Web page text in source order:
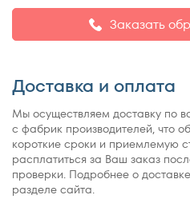
155x200
160x186
160x190
160x195
160x200
160x210
160x220
Заказать
Доставка и оплата
Мы осуществляем доставку по
с фабрик производителей, что
короткие сроки и приемлемую
расплатиться за Ваш заказ
проверки. Подробнее о
разделе сайта.